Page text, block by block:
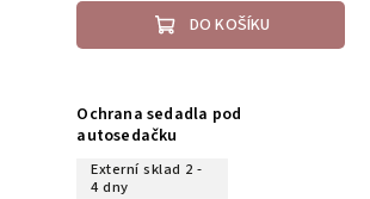
DO KOŠÍKU
Ochrana sedadla pod
autosedačku
Externí sklad 2 -
4 dny